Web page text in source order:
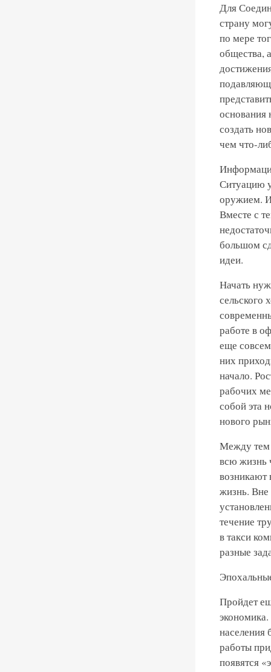
Для
страну
по мере
общества,
основания
создать
чем что-
Ситуацию
оружием.
Вместе с
большом
идеи.
Начать
сельского
работе в
еще
них
начало.
рабочих
собой эта
нового
Между тем
всю жизнь
возникают
жизнь. Вне
течение
в такси
разные
Пройдет
населения
работы
появятся